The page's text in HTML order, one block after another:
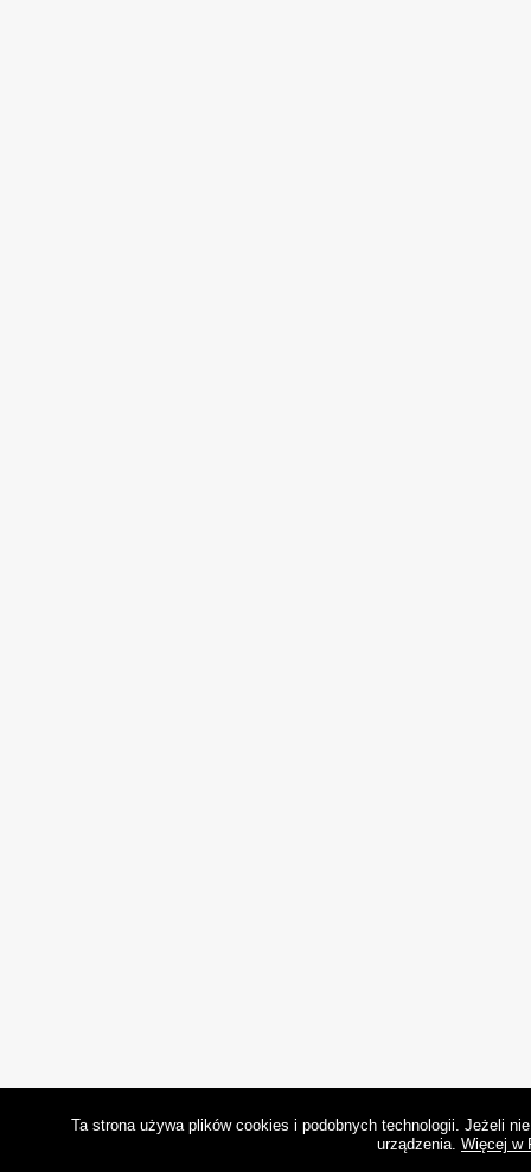
Ta strona używa plików cookies i podobnych technologii. Jeżeli
urządzenia. Więcej w